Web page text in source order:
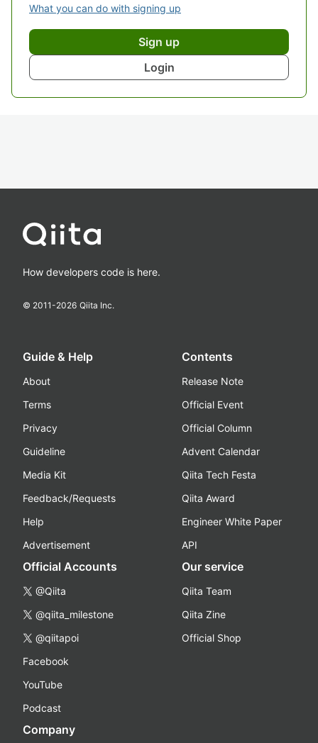
What you can do with signing up
Sign up
Login
How developers code is here.
© 2011-2026 Qiita Inc.
Guide & Help
About
Terms
Privacy
Guideline
Media Kit
Feedback/Requests
Help
Advertisement
Contents
Release Note
Official Event
Official Column
Advent Calendar
Qiita Tech Festa
Qiita Award
Engineer White Paper
API
Official Accounts
@Qiita
@qiita_milestone
@qiitapoi
Facebook
YouTube
Podcast
Our service
Qiita Team
Qiita Zine
Official Shop
Company